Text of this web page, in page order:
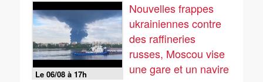
Le 06/08 à 17h
Nouvelles frappes
ukrainiennes contre
des raffineries
russes, Moscou vise
une gare et un navire